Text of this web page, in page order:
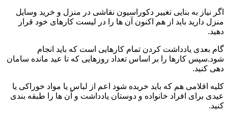
اگر نیاز به بنایی تغییر دکوراسیون نقاشی در منزل و خرید وسایل
منزل دارید باید از هم اکنون آن ها را در لیست کارهای خود قرار
دهید.
گام بعدی یادداشت کردن تمام کارهایی است که باید انجام
شود.سپس کارها را بر اساس تعداد روزهایی که تا عید مانده سامان
دهی کنید.
کلیه اقلامی هم که باید خریده شود اعم از لباس یا مواد خوراکی یا
عیدی برای افراد خانواده و دوستان یادداشت و آن ها را طبقه بندی
کنید.